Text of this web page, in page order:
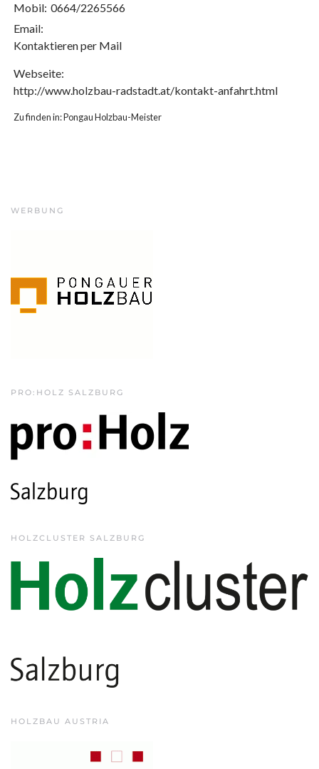
Mobil: 0664/2265566
Email:
Kontaktieren per Mail
Webseite:
http://www.holzbau-radstadt.at/kontakt-anfahrt.html
Zu finden in:Pongau Holzbau-Meister
WERBUNG
PRO:HOLZ SALZBURG
HOLZCLUSTER SALZBURG
HOLZBAU AUSTRIA